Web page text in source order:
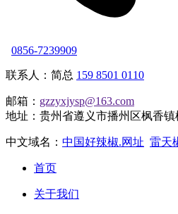
0856-7239909
联系人：简总 159 8501 0110
邮箱： gzzyxjysp@163.com
地址：贵州省遵义市播州区枫香镇
中文域名： 中国好辣椒.网址 雷天
首页
关于我们